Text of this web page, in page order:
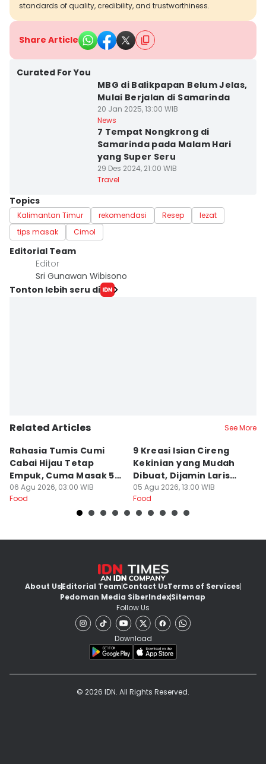
standards of quality, credibility, and trustworthiness.
Share Article
Curated For You
MBG di Balikpapan Belum Jelas,
Mulai Berjalan di Samarinda
20 Jan 2025, 13:00 WIB
News
7 Tempat Nongkrong di
Samarinda pada Malam Hari
yang Super Seru
29 Des 2024, 21:00 WIB
Travel
Topics
Kalimantan Timur rekomendasi Resep
lezat
tips masak
Cimol
Editorial Team
Editor
Sri Gunawan Wibisono
Tonton lebih seru di
Related Articles See More
Rahasia Tumis Cumi
Cabai Hijau Tetap
Empuk, Cuma Masak 5
Menit!
06 Agu 2026, 03:00 WIB
Food
9 Kreasi Isian Cireng
Kekinian yang Mudah
Dibuat, Dijamin Laris
untuk Jualan
05 Agu 2026, 13:00 WIB
Food
About UsEditorial TeamContact UsTerms of Services
Pedoman Media SiberIndexSitemap
Follow Us
Download
© 2026 IDN. All Rights Reserved.